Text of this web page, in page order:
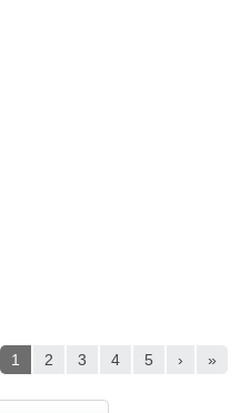
1 2 3 4 5 › »